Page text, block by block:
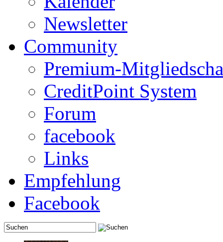
Newsletter
Community
Premium-
CreditPoint System
Forum
facebook
Links
Empfehlung
Facebook